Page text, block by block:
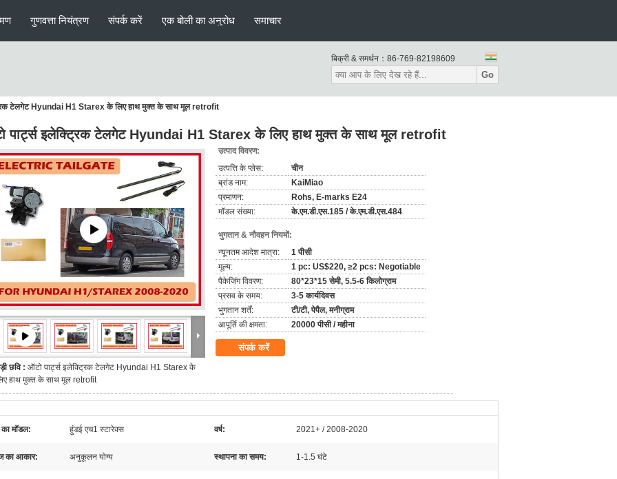
गुणवत्ता नियंत्रण संपर्क करें एक बोली का अनुरोध समाचार
बिक्री & समर्थन： 86-769-82198609
Go
टेलगेट Hyundai H1 Starex के लिए हाथ मुक्त के साथ मूल retrofit
पार्ट्स इलेक्ट्रिक टेलगेट Hyundai H1 Starex के लिए हाथ मुक्त के साथ मूल retrofit
छवि : ऑटो पार्ट्स इलेक्ट्रिक टेलगेट Hyundai H1 Starex के
हाथ मुक्त के साथ मूल retrofit
उत्पाद विवरण:
उत्पत्ति के प्लेस:
चीन
ब्रांड नाम:
KaiMiao
प्रमाणन:
Rohs, E-marks E24
मॉडल संख्या:
के.एम.डी.एस.185 / के.एम.डी.एस.484
भुगतान & नौवहन नियमों:
न्यूनतम आदेश मात्रा:
1 पीसी
मूल्य:
1 pc: US$220, ≥2 pcs: Negotiable
पैकेजिंग विवरण:
80*23*15 सेमी, 5.5-6 किलोग्राम
प्रसव के समय:
3-5 कार्यदिवस
भुगतान शर्तें:
टी/टी, पेपैल, मनीग्राम
आपूर्ति की क्षमता:
20000 पीसी / महीना
संपर्क करें
का मॉडल: हुंडई एच1 स्टारेक्स वर्ष: 2021+ / 2008-2020
का आकार: अनुकूलन योग्य स्थापना का समय: 1-1.5 घंटे